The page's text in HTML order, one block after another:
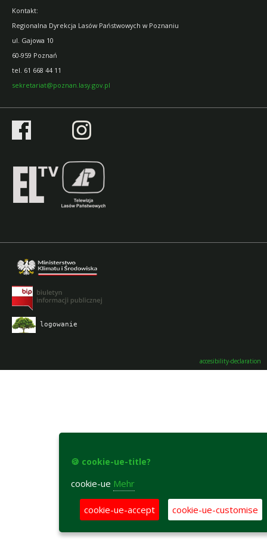
Kontakt:
Regionalna Dyrekcja Lasów Państwowych w Poznaniu
ul. Gajowa 10
60-959 Poznań
tel. 61 668 44 11
sekretariat@poznan.lasy.gov.pl
logowanie
accesibility-declaration
🍪 cookie-ue-title?
cookie-ue Mehr
cookie-ue-accept cookie-ue-customise